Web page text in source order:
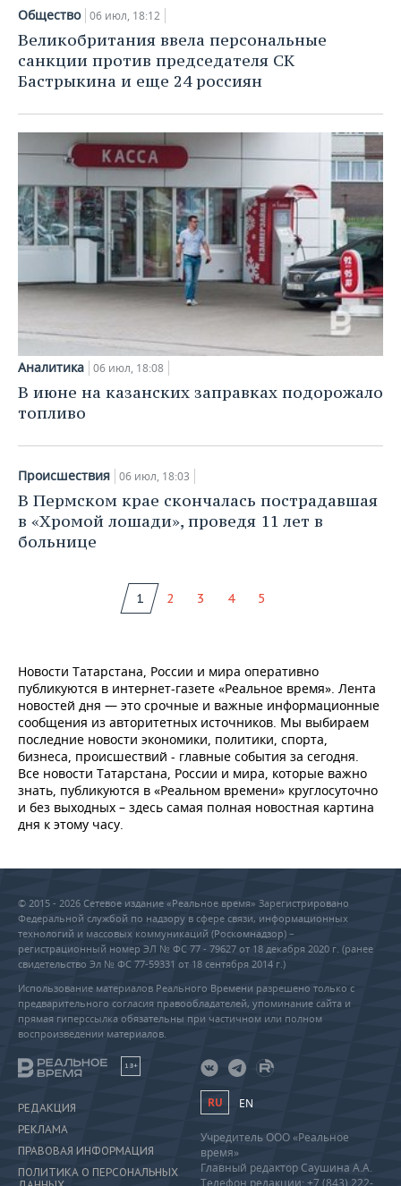
Общество 06 июл, 18:12
Великобритания ввела персональные
санкции против председателя СК
Бастрыкина и еще 24 россиян
Аналитика 06 июл, 18:08
В июне на казанских заправках подорожало
топливо
Происшествия 06 июл, 18:03
В Пермском крае скончалась пострадавшая
в «Хромой лошади», проведя 11 лет в
больнице
1 2 3 4 5
Новости Татарстана, России и мира оперативно
публикуются в интернет-газете «Реальное время». Лента
новостей дня — это срочные и важные информационные
сообщения из авторитетных источников. Мы выбираем
последние новости экономики, политики, спорта,
бизнеса, происшествий - главные события за сегодня.
Все новости Татарстана, России и мира, которые важно
знать, публикуются в «Реальном времени» круглосуточно
и без выходных – здесь самая полная новостная картина
дня к этому часу.
© 2015 - 2026 Сетевое издание «Реальное время» Зарегистрировано
Федеральной службой по надзору в сфере связи, информационных
технологий и массовых коммуникаций (Роскомнадзор) –
регистрационный номер ЭЛ № ФС 77 - 79627 от 18 декабря 2020 г. (ранее
свидетельство Эл № ФС 77-59331 от 18 сентября 2014 г.)
Использование материалов Реального Времени разрешено только с
предварительного согласия правообладателей, упоминание сайта и
прямая гиперссылка обязательны при частичном или полном
воспроизведении материалов.
18+
РЕДАКЦИЯ
РЕКЛАМА
ПРАВОВАЯ ИНФОРМАЦИЯ
ПОЛИТИКА О ПЕРСОНАЛЬНЫХ
RU EN
Учредитель ООО «Реальное
время»
Главный редактор Саушина А.А.